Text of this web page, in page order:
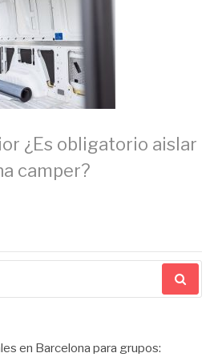
¿Es obligatorio aislar
camper?
en Barcelona para grupos: